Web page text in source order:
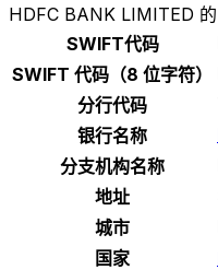
HDFC BANK LIMITED
SWIFT代码
SWIFT 代码（8 位字符）
分行代码
银行名称
分支机构名称
地址
城市
国家